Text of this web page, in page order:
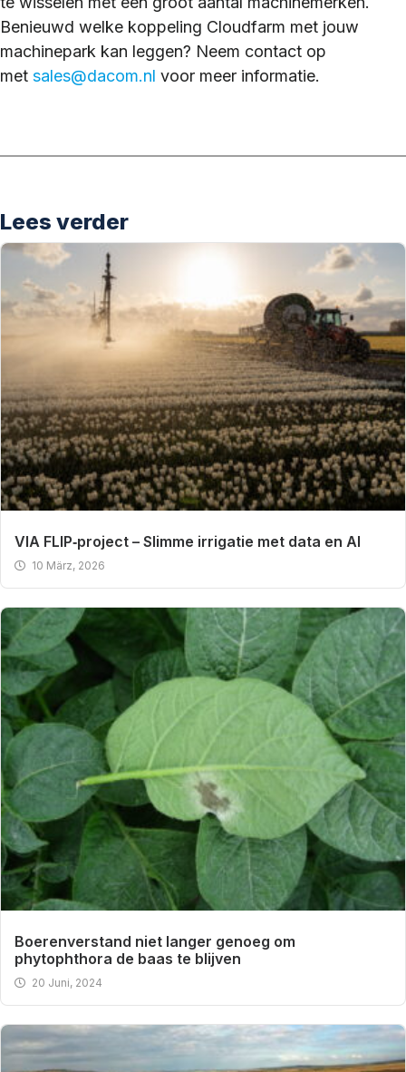
Benieuwd welke koppeling Cloudfarm met jouw
machinepark kan leggen? Neem contact op
met sales@dacom.nl voor meer informatie.
Lees verder
VIA FLIP‑project – Slimme irrigatie met data en AI
10 März, 2026
Boerenverstand niet langer genoeg om
phytophthora de baas te blijven
20 Juni, 2024